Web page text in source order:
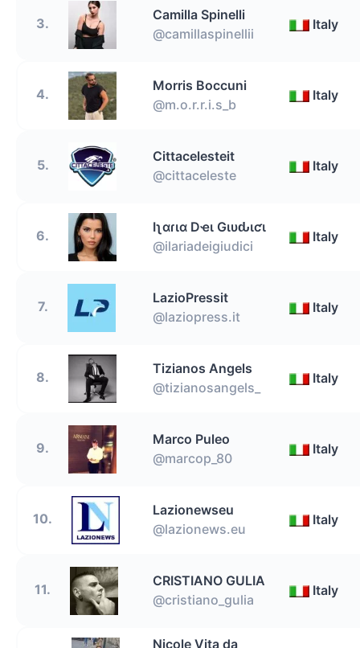
3.
Camilla Spinelli
@camillaspinellii
Italy
4.
Morris Boccuni
@m.o.r.r.i.s_b
Italy
5.
Cittacelesteit
@cittaceleste
Italy
6.
Iʅαɾια Dҽι Gιυԃιƈι
@ilariadeigiudici
Italy
7.
LazioPressit
@laziopress.it
Italy
8.
Tizianos Angels
@tizianosangels_
Italy
9.
Marco Puleo
@marcop_80
Italy
10.
Lazionewseu
@lazionews.eu
Italy
11.
CRISTIANO GULIA
@cristiano_gulia
Italy
Nicole Vita da